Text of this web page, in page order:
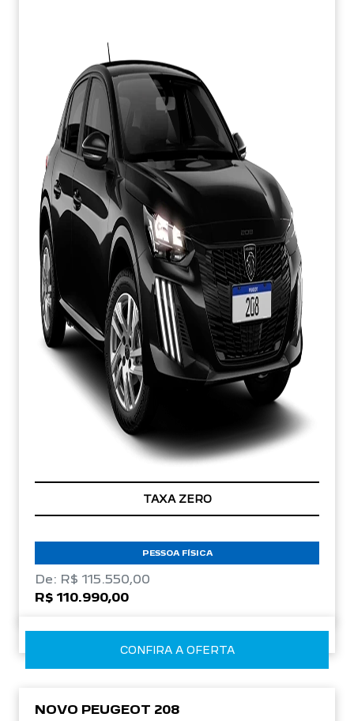
TAXA ZERO
PESSOA FÍSICA
De: R$ 115.550,00
R$ 110.990,00
CONFIRA A OFERTA
NOVO PEUGEOT 208